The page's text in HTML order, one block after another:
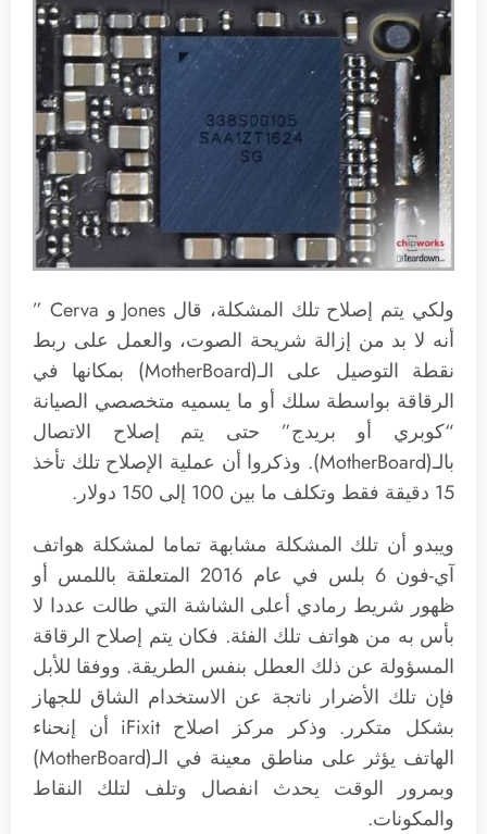
ولكي يتم إصلاح تلك المشكلة، قال Jones و Cerva ”
أنه لا بد من إزالة شريحة الصوت، والعمل على ربط
نقطة التوصيل على الـ(MotherBoard) بمكانها في
الرقاقة بواسطة سلك أو ما يسميه متخصصي الصيانة
“كوبري أو بريدج” حتى يتم إصلاح الاتصال
بالـ(MotherBoard). وذكروا أن عملية الإصلاح تلك تأخذ
15 دقيقة فقط وتكلف ما بين 100 إلى 150 دولار.
ويبدو أن تلك المشكلة مشابهة تماما لمشكلة هواتف
آي-فون 6 بلس في عام 2016 المتعلقة باللمس أو
ظهور شريط رمادي أعلى الشاشة التي طالت عددا لا
بأس به من هواتف تلك الفئة. فكان يتم إصلاح الرقاقة
المسؤولة عن ذلك العطل بنفس الطريقة. ووفقا للأبل
فإن تلك الأضرار ناتجة عن الاستخدام الشاق للجهاز
بشكل متكرر. وذكر مركز اصلاح iFixit أن إنحناء
الهاتف يؤثر على مناطق معينة في الـ(MotherBoard)
وبمرور الوقت يحدث انفصال وتلف لتلك النقاط
والمكونات.